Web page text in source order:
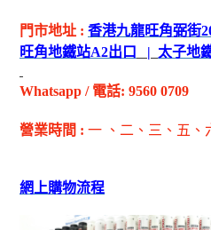
門市地址 : 香港九龍旺角弼街
旺角地鐵站A2出 口 | 太子地
Whatsapp / 電話: 9560 0709
營業時間 : 一 、二、三、五 、
網上購物流程